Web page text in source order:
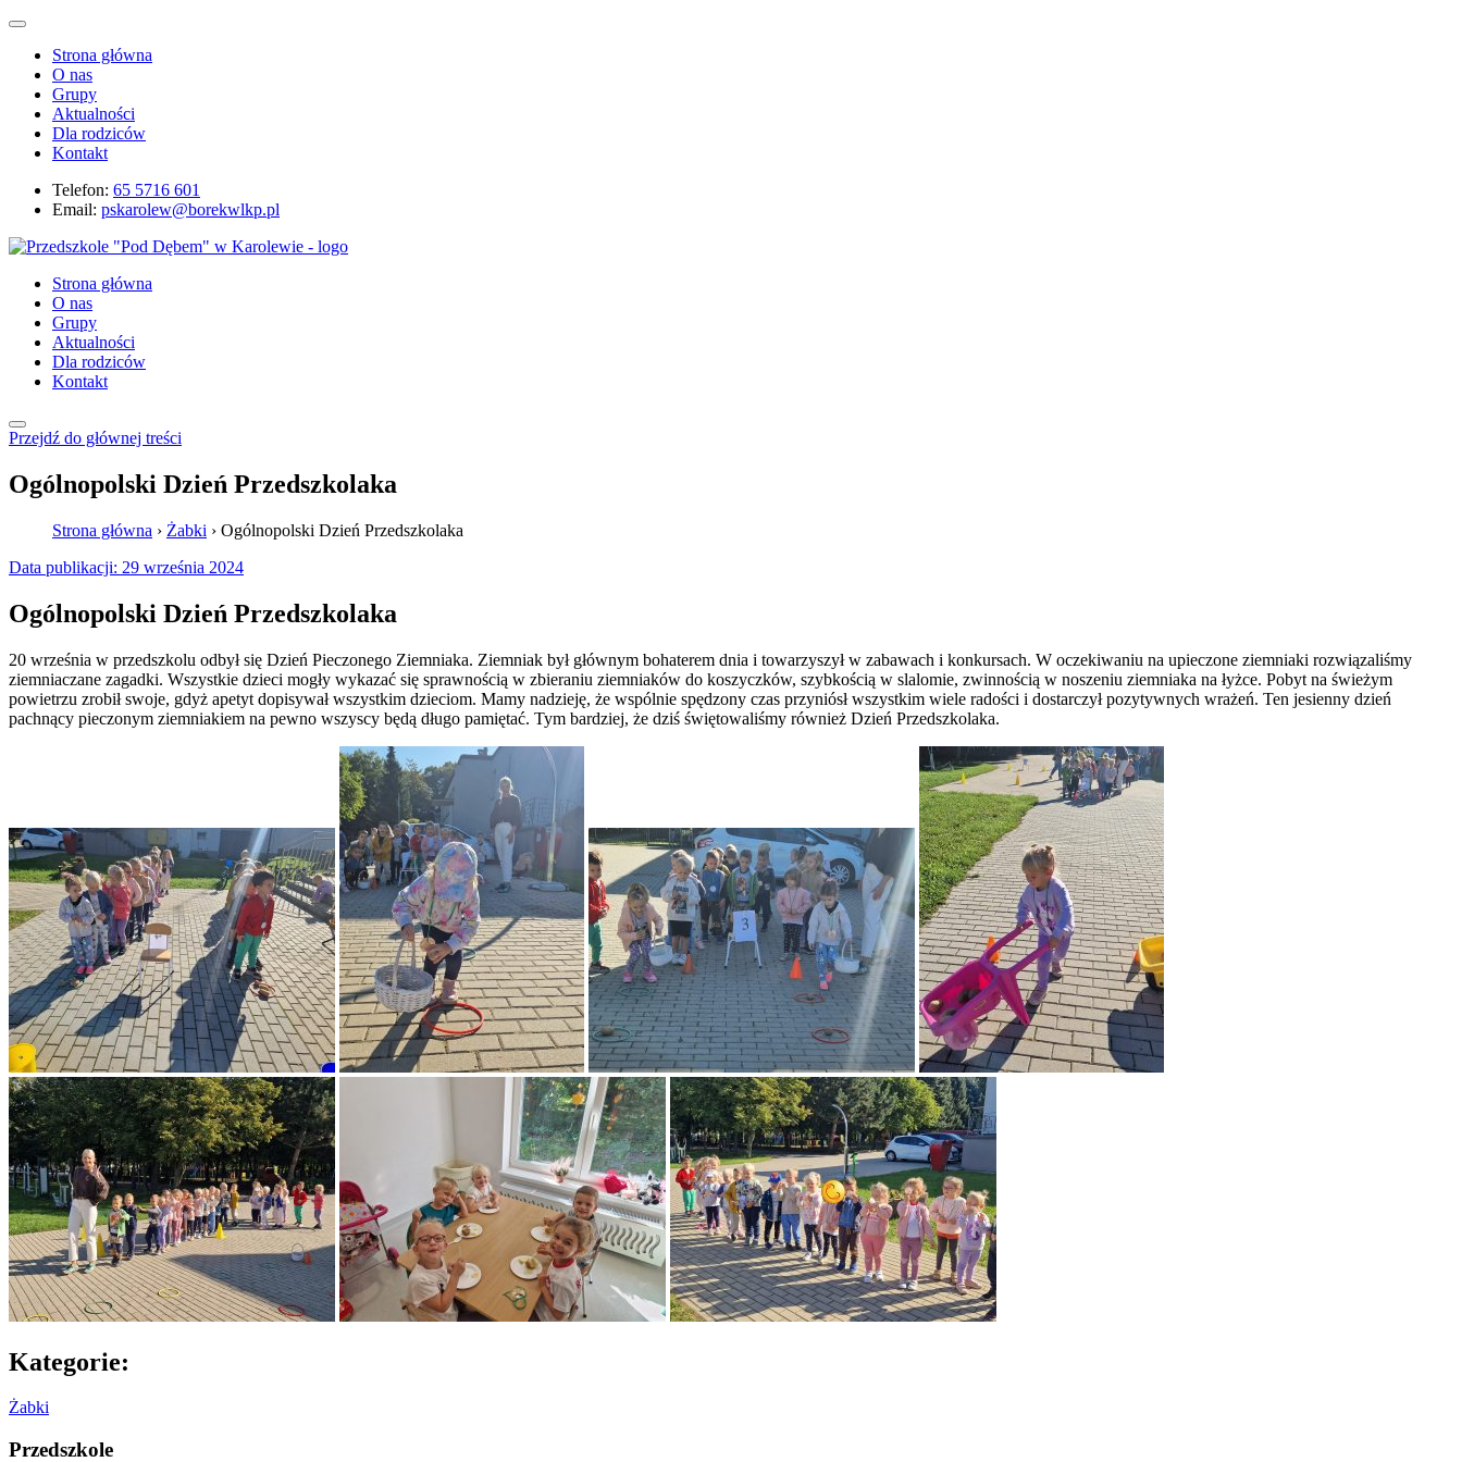
Strona główna
O nas
Grupy
Aktualności
Dla rodziców
Kontakt
Telefon: 65 5716 601
Email: pskarolew@borekwlkp.pl
Strona główna
O nas
Grupy
Aktualności
Dla rodziców
Kontakt
Przejdź do głównej treści
Ogólnopolski Dzień Przedszkolaka
Strona główna › Żabki › Ogólnopolski Dzień Przedszkolaka
Data publikacji: 29 września 2024
Ogólnopolski Dzień Przedszkolaka
20 września w przedszkolu odbył się Dzień Pieczonego Ziemniaka. Ziemniak był głównym bohaterem dnia i towarzyszył w zabawach i konkursach. W oczekiwaniu na upieczone ziemniaki rozwiązaliśmy
ziemniaczane zagadki. Wszystkie dzieci mogły wykazać się sprawnością w zbieraniu ziemniaków do koszyczków, szybkością w slalomie, zwinnością w noszeniu ziemniaka na łyżce. Pobyt na świeżym
powietrzu zrobił swoje, gdyż apetyt dopisywał wszystkim dzieciom. Mamy nadzieję, że wspólnie spędzony czas przyniósł wszystkim wiele radości i dostarczył pozytywnych wrażeń. Ten jesienny dzień
pachnący pieczonym ziemniakiem na pewno wszyscy będą długo pamiętać. Tym bardziej, że dziś świętowaliśmy również Dzień Przedszkolaka.
Kategorie:
Żabki
Przedszkole